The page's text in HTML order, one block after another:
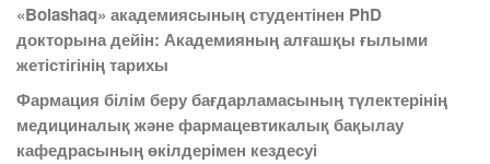
«Bolashaq» академиясының студентінен PhD
докторына дейін: Академияның алғашқы ғылыми
жетістігінің тарихы
Фармация білім беру бағдарламасының түлектерінің
медициналық және фармацевтикалық бақылау
кафедрасының өкілдерімен кездесуі